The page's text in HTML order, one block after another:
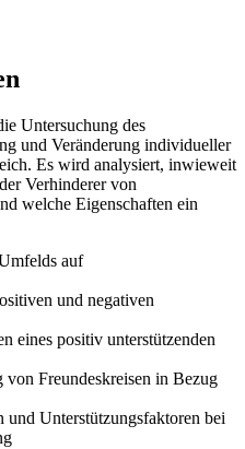
Untersuchung des
und Veränderung individueller
Es wird analysiert, inwieweit
Verhinderer von
welche Eigenschaften ein
auf
und negativen
eines positiv unterstützenden
Freundeskreisen in Bezug
Unterstützungsfaktoren bei